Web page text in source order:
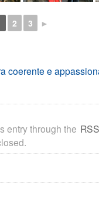
2 3 ►
coerente e
entry through the